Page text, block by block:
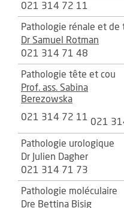
021 314 72 11
Pathologie rénale et de
Dr Samuel Rotman
021 314 71 48
Pathologie tête et cou
Prof. ass. Sabina
Berezowska
021 314 72 11 021
Pathologie urologique
Dr Julien Dagher
021 314 71 73
Pathologie moléculaire
Dre Bettina Bisig